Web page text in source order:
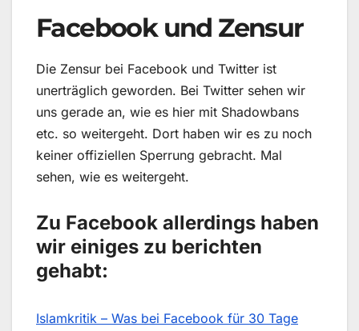
Facebook und Zensur
Die Zensur bei Facebook und Twitter ist
unerträglich geworden. Bei Twitter sehen wir
uns gerade an, wie es hier mit Shadowbans
etc. so weitergeht. Dort haben wir es zu noch
keiner offiziellen Sperrung gebracht. Mal
sehen, wie es weitergeht.
Zu Facebook allerdings haben
wir einiges zu berichten
gehabt:
Islamkritik – Was bei Facebook für 30 Tage